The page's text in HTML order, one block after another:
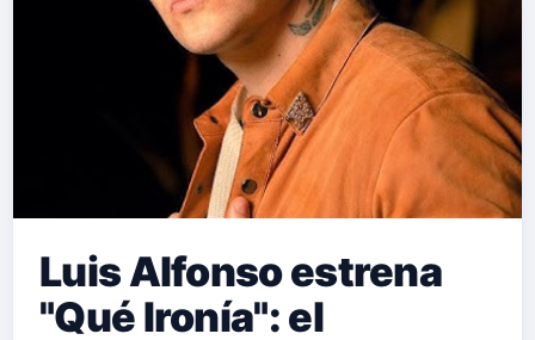
Luis Alfonso estrena
"Qué Ironía": el